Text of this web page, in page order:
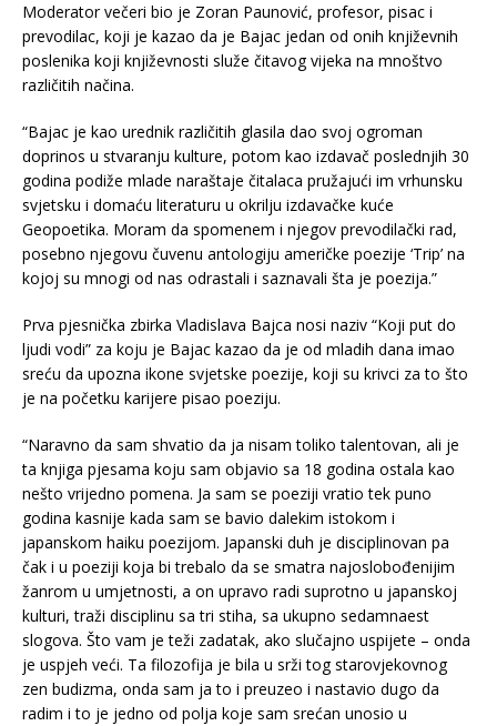
Moderator večeri bio je Zoran Paunović, profesor, pisac i
prevodilac, koji je kazao da je Bajac jedan od onih književnih
poslenika koji književnosti služe čitavog vijeka na mnoštvo
različitih načina.
“Bajac je kao urednik različitih glasila dao svoj ogroman
doprinos u stvaranju kulture, potom kao izdavač poslednjih 30
godina podiže mlade naraštaje čitalaca pružajući im vrhunsku
svjetsku i domaću literaturu u okrilju izdavačke kuće
Geopoetika. Moram da spomenem i njegov prevodilački rad,
posebno njegovu čuvenu antologiju američke poezije ‘Trip’ na
kojoj su mnogi od nas odrastali i saznavali šta je poezija.”
Prva pjesnička zbirka Vladislava Bajca nosi naziv “Koji put do
ljudi vodi” za koju je Bajac kazao da je od mladih dana imao
sreću da upozna ikone svjetske poezije, koji su krivci za to što
je na početku karijere pisao poeziju.
“Naravno da sam shvatio da ja nisam toliko talentovan, ali je
ta knjiga pjesama koju sam objavio sa 18 godina ostala kao
nešto vrijedno pomena. Ja sam se poeziji vratio tek puno
godina kasnije kada sam se bavio dalekim istokom i
japanskom haiku poezijom. Japanski duh je disciplinovan pa
čak i u poeziji koja bi trebalo da se smatra najoslobođenijim
žanrom u umjetnosti, a on upravo radi suprotno u japanskoj
kulturi, traži disciplinu sa tri stiha, sa ukupno sedamnaest
slogova. Što vam je teži zadatak, ako slučajno uspijete – onda
je uspjeh veći. Ta filozofija je bila u srži tog starovjekovnog
zen budizma, onda sam ja to i preuzeo i nastavio dugo da
radim i to je jedno od polja koje sam srećan unosio u